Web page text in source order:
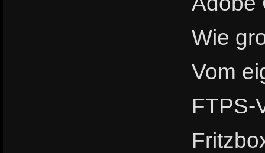
Wie
Vom
FTPS-